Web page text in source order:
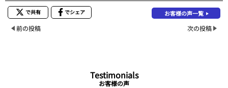
で共有 でシェア お客様の声一覧
前の投稿 次の投稿
Testimonials
お客様の声